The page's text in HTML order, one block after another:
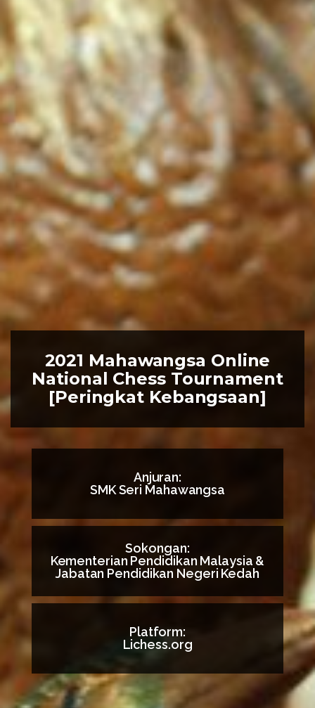
2021 Mahawangsa Online
National Chess Tournament
[Peringkat Kebangsaan]
Anjuran:
SMK Seri Mahawangsa
Sokongan:
Kementerian Pendidikan Malaysia &
Jabatan Pendidikan Negeri Kedah
Platform:
Lichess.org